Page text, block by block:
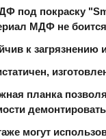
под покраску "S
МДФ не
к загрязнению
планка
могут